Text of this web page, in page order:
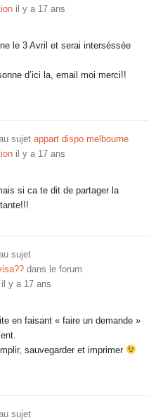
il y a 17 ans
le 3 Avril et serai interséssée
d’ici la, email moi merci!!
sujet appart dispo melbourne
il y a 17 ans
si ca te dit de partager la
sujet
dans le forum
il y a 17 ans
en faisant « faire un demande »
sauvegarder et imprimer
sujet